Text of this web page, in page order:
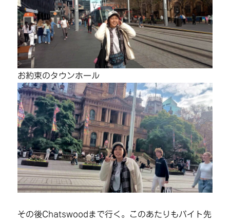
お約束のタウンホール
その後Chatswoodまで行く。このあたりもバイト先